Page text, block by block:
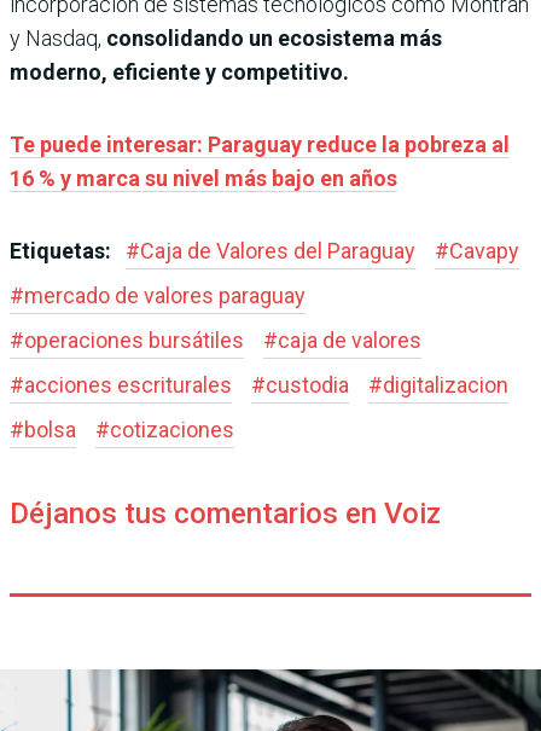
y Nasdaq, consolidando un ecosistema más
moderno, eficiente y competitivo.
Te puede interesar: Paraguay reduce la pobreza al
16 % y marca su nivel más bajo en años
Etiquetas: #Caja de Valores del Paraguay #Cavapy
#mercado de valores paraguay
#operaciones bursátiles #caja de valores
#acciones escriturales #custodia #digitalizacion
#bolsa #cotizaciones
Déjanos tus comentarios en Voiz